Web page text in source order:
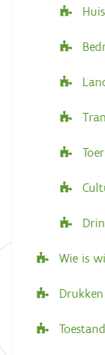
Wie is
Drukken
Toestand